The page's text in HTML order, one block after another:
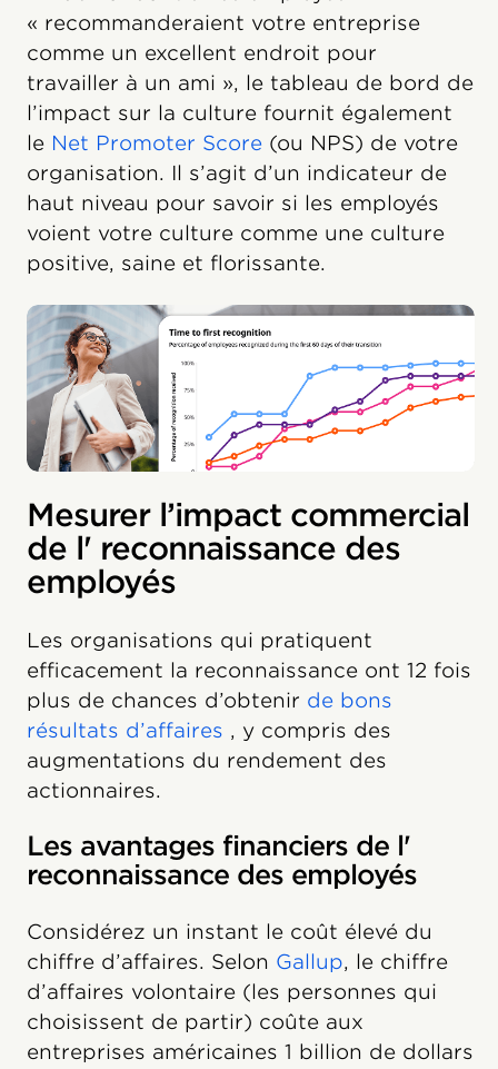
« recommanderaient votre entreprise
comme un excellent endroit pour
travailler à un ami », le tableau de bord de
l’impact sur la culture fournit également
le Net Promoter Score (ou NPS) de votre
organisation. Il s’agit d’un indicateur de
haut niveau pour savoir si les employés
voient votre culture comme une culture
positive, saine et florissante.
Mesurer l’impact commercial
de l' reconnaissance des
employés
Les organisations qui pratiquent
efficacement la reconnaissance ont 12 fois
plus de chances d’obtenir de bons
résultats d’affaires , y compris des
augmentations du rendement des
actionnaires.
Les avantages financiers de l'
reconnaissance des employés
Considérez un instant le coût élevé du
chiffre d’affaires. Selon Gallup, le chiffre
d’affaires volontaire (les personnes qui
choisissent de partir) coûte aux
entreprises américaines 1 billion de dollars